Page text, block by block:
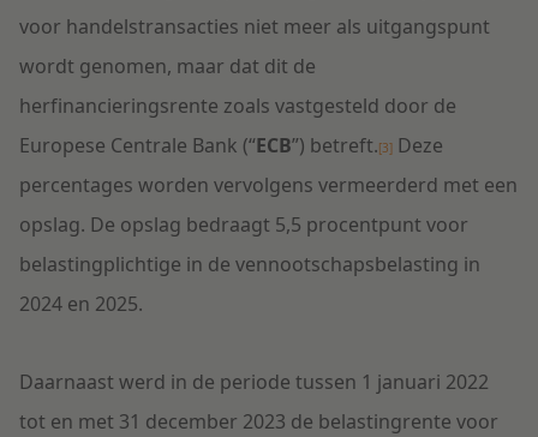
voor handelstransacties niet meer als uitgangspunt
wordt genomen, maar dat dit de
herfinancieringsrente zoals vastgesteld door de
Europese Centrale Bank (“ECB”) betreft.[3] Deze
percentages worden vervolgens vermeerderd met een
opslag. De opslag bedraagt 5,5 procentpunt voor
belastingplichtige in de vennootschapsbelasting in
2024 en 2025.
Daarnaast werd in de periode tussen 1 januari 2022
tot en met 31 december 2023 de belastingrente voor